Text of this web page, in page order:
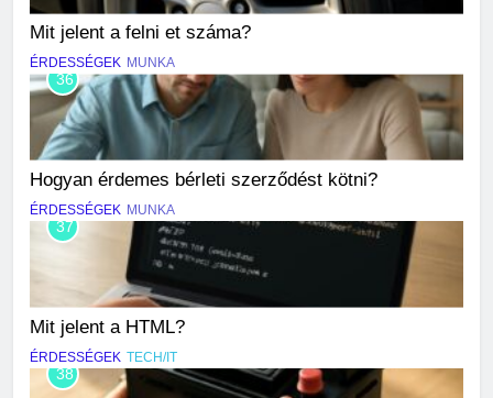
Mit jelent a felni et száma?
ÉRDESSÉGEK MUNKA
36
Hogyan érdemes bérleti szerződést kötni?
ÉRDESSÉGEK MUNKA
37
Mit jelent a HTML?
ÉRDESSÉGEK TECH/IT
38